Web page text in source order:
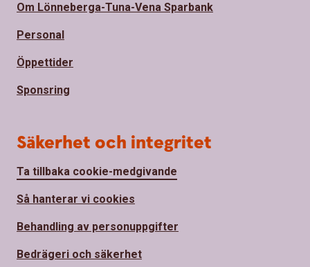
Om Lönneberga-Tuna-Vena Sparbank
Personal
Öppettider
Sponsring
Säkerhet och integritet
Ta tillbaka cookie-medgivande
Så hanterar vi cookies
Behandling av personuppgifter
Bedrägeri och säkerhet